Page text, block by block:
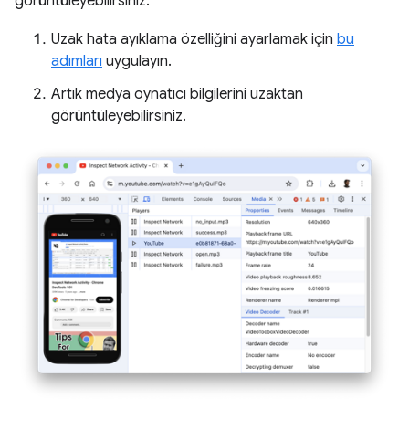
Uzak hata ayıklama özelliğini ayarlamak için bu
adımları uygulayın.
Artık medya oynatıcı bilgilerini uzaktan
görüntüleyebilirsiniz.